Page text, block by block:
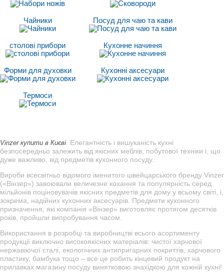
Чайники Посуд для чаю та кави
столові прибори Кухонне начиння
Форми для духовки Кухонні аксесуари
Термоси
Vinzer купити в Києві . Елегантність і вишуканість кухні
безпосередньо залежить від якісних меблів, побутової техніки і, що
дуже важливо, від предметів кухонного посуду.
Вироби всесвітньо відомого іменитого швейцарського бренду Vinzer
(«Вінзер») завоювали величезне кохання та популярність серед
мільйонів поціновувачів якісних предметів для дому у всьому світі, і,
зокрема, надійних кухонних аксесуарів. Предмети кухонного
призначення, які компанія «Вінзер» виготовляє протягом десятків
років, пройшли випробування часом.
Використання в розробці та виробництві всього асортименту
продукції виключно високоякісних матеріалів: чистої харчової
нержавіючої сталі, екологічних антипригарних покриттів, харчового
пластику, бамбука тощо – все це робить кінцевий продукт на
прилавках магазину посуду винятковою знахідкою для кожній кухні!